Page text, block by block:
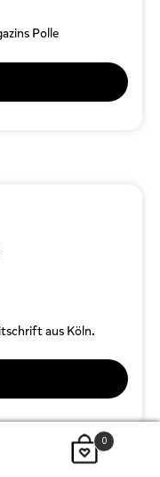
Polle
aus Köln.
0